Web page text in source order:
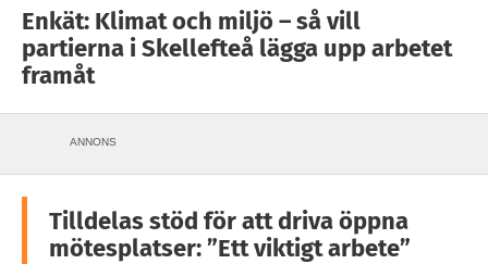
Enkät: Klimat och miljö – så vill
partierna i Skellefteå lägga upp arbetet
framåt
ANNONS
Tilldelas stöd för att driva öppna
mötesplatser: ”Ett viktigt arbete”